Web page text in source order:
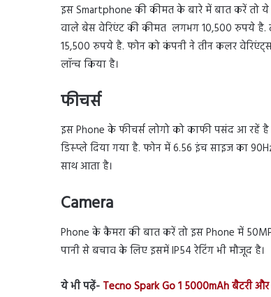
इस Smartphone की कीमत के बारे में बात करें तो
वाले बेस वेरिएंट की कीमत लगभग 10,500 रुपये है.
15,500 रुपये है. फोन को कंपनी ने तीन कलर
लॉन्च किया है।
फीचर्स
इस Phone के फीचर्स लोगो को काफी पसंद आ रहें
डिस्प्ले दिया गया है. फोन में 6.56 इंच साइज का
साथ आता है।
Camera
Phone के कैमरा की बात करें तो इस Phone में
पानी से बचाव के लिए इसमें IP54 रेटिंग भी मौजूद है।
ये भी पढ़ें- Tecno Spark Go 1 5000mAh बैटरी